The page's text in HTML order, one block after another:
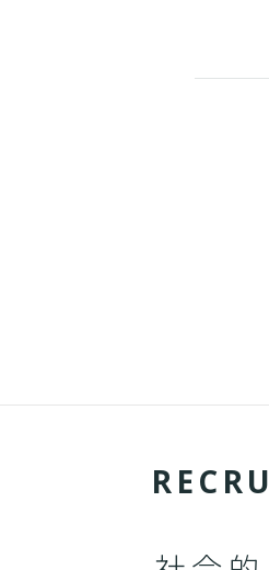
REC RU